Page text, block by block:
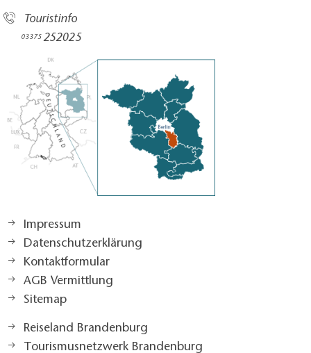
Touristinfo
03375252025​
Impressum
Datenschutzerklärung
Kontaktformular
AGB Vermittlung
Sitemap
Reiseland Brandenburg
Tourismusnetzwerk Brandenburg